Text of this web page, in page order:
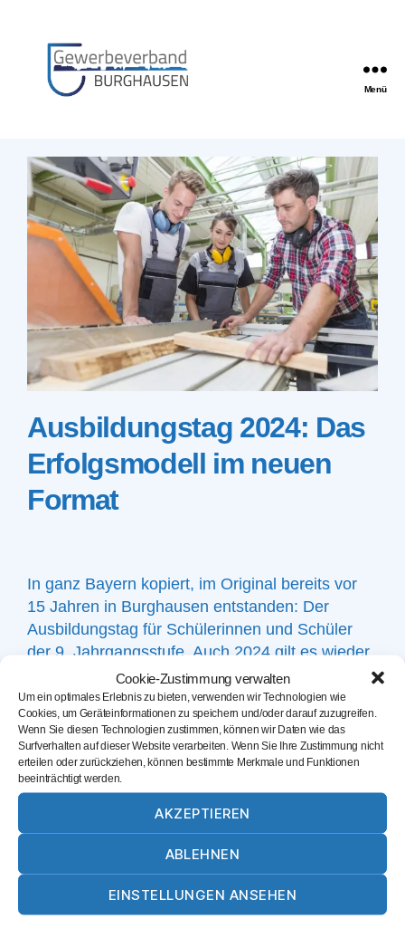
Cookie-Zustimmung verwalten
Um ein optimales Erlebnis zu bieten, verwenden wir Technologien wie
Cookies, um Geräteinformationen zu speichern und/oder darauf zuzugreifen.
Wenn Sie diesen Technologien zustimmen, können wir Daten wie das
Surfverhalten auf dieser Website verarbeiten. Wenn Sie Ihre Zustimmung nicht
erteilen oder zurückziehen, können bestimmte Merkmale und Funktionen
beeinträchtigt werden.
AKZEPTIEREN
ABLEHNEN
EINSTELLUNGEN ANSEHEN
Menü
Ausbildungstag 2024: Das
Erfolgsmodell im neuen
Format
In ganz Bayern kopiert, im Original bereits vor
15 Jahren in Burghausen entstanden: Der
Ausbildungstag für Schülerinnen und Schüler
der 9. Jahrgangsstufe. Auch 2024 gilt es wieder,
spannende und zukunftssichere Berufe im
heimischen Mittelstand zu präsentieren und die
jungen Leute auf ihre Zukunft vorzubereiten.
Heuer findet der Ausbildungstag am schulfreien
Buß- und Bettag statt, also am 20. November.
und Schüler ihre „Wunschberufe“ kennenlernen
und aktiv mitmachen.
Der Ausbildungstag wird wie immer aktiv von